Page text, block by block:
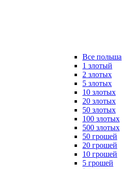
Все польша
1 злотый
2 злотых
5 злотых
10 злотых
20 злотых
50 злотых
100 злотых
500 злотых
50 грошей
20 грошей
10 грошей
5 грошей